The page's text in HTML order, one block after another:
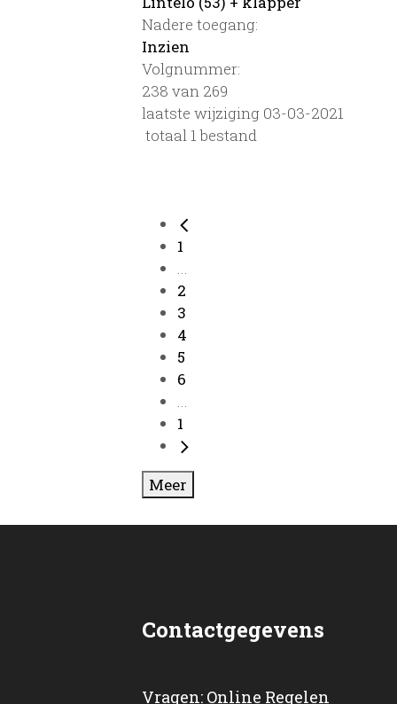
Nadere toegang:
Inzien
Volgnummer:
238 van 269
laatste wijziging 03-03-2021
totaal 1 bestand
1
...
2
3
4
5
6
...
1
Meer
Contactgegevens
Vragen: Online Regelen